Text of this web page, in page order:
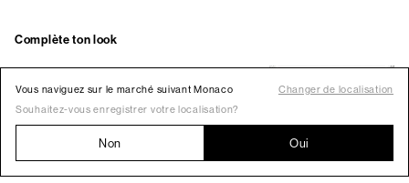
Vous naviguez sur le marché suivant Monaco
Changer de localisation
Souhaitez-vous enregistrer votre localisation?
Non Oui